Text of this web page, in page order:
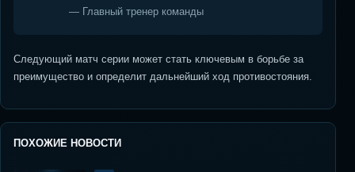
— Главный тренер команды
Следующий матч серии может стать ключевым в борьбе за
преимущество и определит дальнейший ход противостояния.
ПОХОЖИЕ НОВОСТИ